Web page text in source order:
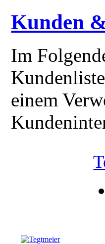
Kunden
Im
einem